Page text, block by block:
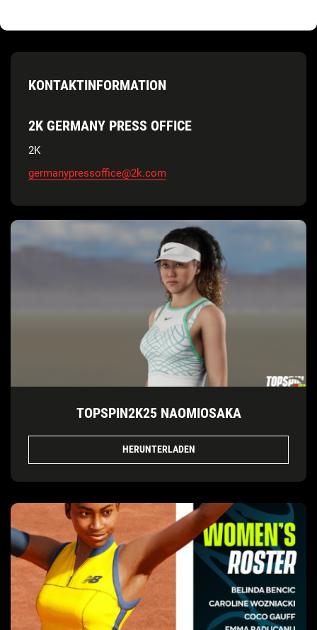
KONTAKTINFORMATION
2K GERMANY PRESS OFFICE
2K
germanypressoffice@2k.com
TOPSPIN2K25 NAOMIOSAKA
HERUNTERLADEN